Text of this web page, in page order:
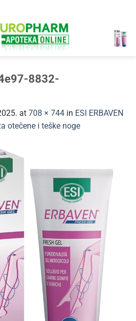
8832-
at 708 × 744 in ESI ERBAVEN
otečene i teške noge